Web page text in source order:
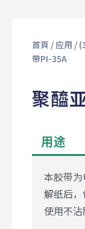
首頁 / 应用 /
带PI-35A
聚醯
用途
本胶带
解纸后
使用不沾